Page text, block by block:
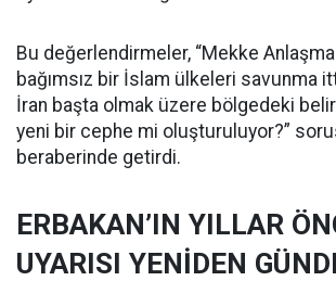
Bu değerlendirmeler, “Mekke
bağımsız bir İslam ülkeleri savunma
İran başta olmak üzere bölgedeki
yeni bir cephe mi oluşturuluyor?”
beraberinde getirdi.
ERBAKAN’IN YILLAR
UYARISI YENİDEN